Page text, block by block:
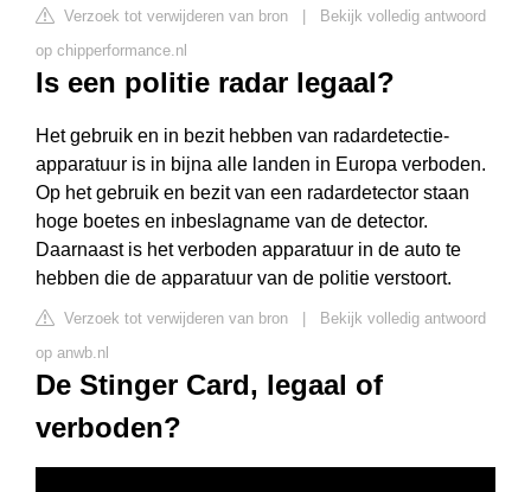
Verzoek tot verwijderen van bron
Bekijk volledig antwoord
op chipperformance.nl
Is een politie radar legaal?
Het gebruik en in bezit hebben van radardetectie-
apparatuur is in bijna alle landen in Europa verboden.
Op het gebruik en bezit van een radardetector staan
hoge boetes en inbeslagname van de detector.
Daarnaast is het verboden apparatuur in de auto te
hebben die de apparatuur van de politie verstoort.
Verzoek tot verwijderen van bron
Bekijk volledig antwoord
op anwb.nl
De Stinger Card, legaal of
verboden?